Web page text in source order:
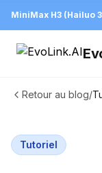
Retour au blog/
Tutoriel